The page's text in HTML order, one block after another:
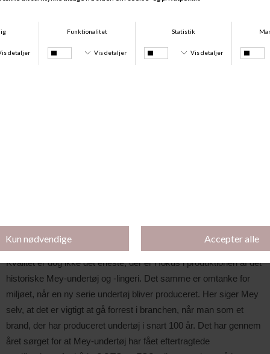
på næsten 100 års forfining af undertøj
selvom de feminine kollektioner af lingeri først kom til senere, er
Miljøvenlig og sikker produktion af enhver Mey-
BH
Kvalitet er dog ikke det eneste, der er i fokus i produktionen af det
historiske Mey-undertøj og -lingeri. Det samme er omtanke for
miljøet, når en ny serie undertøj bliver produceret. Her siger Mey
selv, at det er vigtigt at gå forrest i branchen, når man som et
brand, der har produceret undertøj i snart 100 år. Det har gennem
året sørget for at Mey-undertøj har fået eftertragtede